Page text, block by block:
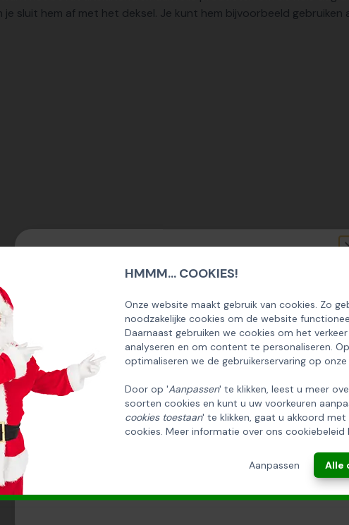
HMMM... COOKIES!
Onze website maakt gebruik van cookies. Zo
noodzakelijke cookies om de website
Daarnaast gebruiken we cookies om het
analyseren en om content te personaliseren.
optimaliseren we de gebruikerservaring op
Door op 'Aanpassen' te klikken, leest u meer
soorten cookies en kunt u uw voorkeuren
cookies toestaan' te klikken, gaat u akkoord
cookies. Meer informatie over ons cookiebeleid
Aanpassen Alle
sluit hem af met het deksel. Je kunt hem bijvoorbeeld
EN ONTVANG 5% KORTING OP DE
HUISCOLLECTIE KERSTPAKKETTEN
Email
INSCHRIJVEN!